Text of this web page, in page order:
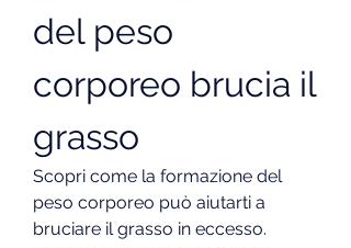
del peso
corporeo brucia il
grasso
Scopri come la formazione del
peso corporeo può aiutarti a
bruciare il grasso in eccesso.